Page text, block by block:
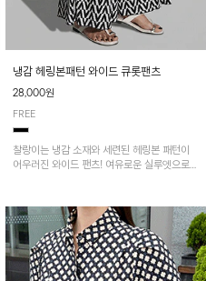
냉감 헤링본패턴 와이드 큐롯팬츠
28,000원
FREE
찰랑이는 냉감 소재와 세련된 헤링본 패턴이
어우러진 와이드 팬츠! 여유로운 실루엣으로
다.